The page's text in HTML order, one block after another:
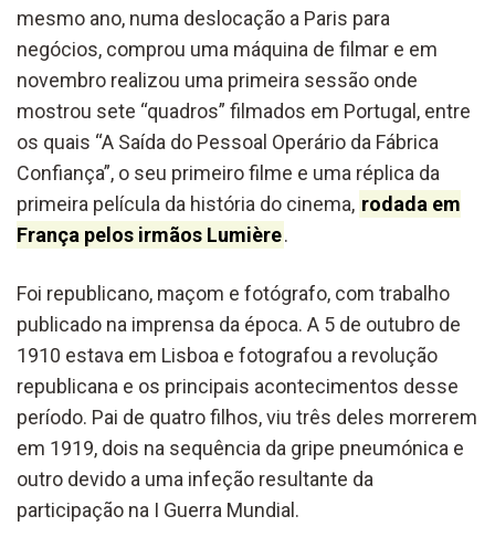
mesmo ano, numa deslocação a Paris para
negócios, comprou uma máquina de filmar e em
novembro realizou uma primeira sessão onde
mostrou sete “quadros” filmados em Portugal, entre
os quais “A Saída do Pessoal Operário da Fábrica
Confiança”, o seu primeiro filme e uma réplica da
primeira película da história do cinema, rodada em
França pelos irmãos Lumière.
Foi republicano, maçom e fotógrafo, com trabalho
publicado na imprensa da época. A 5 de outubro de
1910 estava em Lisboa e fotografou a revolução
republicana e os principais acontecimentos desse
período. Pai de quatro filhos, viu três deles morrerem
em 1919, dois na sequência da gripe pneumónica e
outro devido a uma infeção resultante da
participação na I Guerra Mundial.